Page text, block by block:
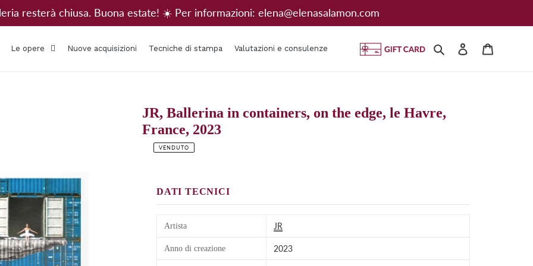
resterà chiusa. Buona estate! ☀️ Per informazioni: elena@elenasalamon.com
Le opere Nuove acquisizioni Tecniche di stampa Valutazioni e consulenze Cerca Accedi
JR, Ballerina in containers, on the edge, le Havre,
France, 2023
Prezzo
listino
VENDUTO
DATI TECNICI
Artista JR
Anno di creazione 2023